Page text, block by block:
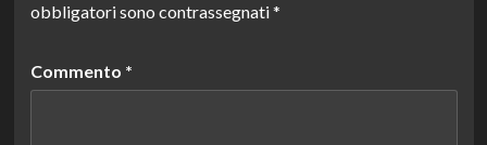
obbligatori sono contrassegnati*
Commento *